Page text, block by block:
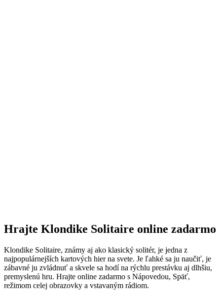
Hrajte Klondike Solitaire online zadarmo
Klondike Solitaire, známy aj ako klasický solitér, je jedna z
najpopulárnejších kartových hier na svete. Je ľahké sa ju naučiť, je
zábavné ju zvládnuť a skvele sa hodí na rýchlu prestávku aj dlhšiu,
premyslenú hru. Hrajte online zadarmo s Nápovedou, Späť,
režimom celej obrazovky a vstavaným rádiom.